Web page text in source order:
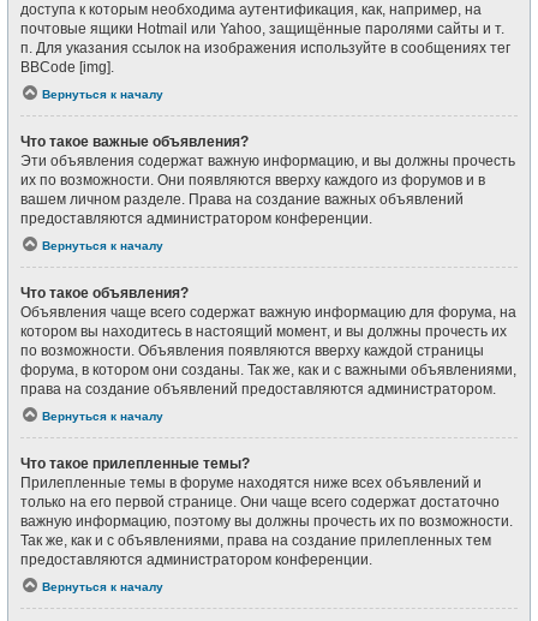
доступа к которым необходима аутентификация, как, например, на
почтовые ящики Hotmail или Yahoo, защищённые паролями сайты и т.
п. Для указания ссылок на изображения используйте в сообщениях тег
BBCode [img].
Вернуться к началу
Что такое важные объявления?
Эти объявления содержат важную информацию, и вы должны прочесть
их по возможности. Они появляются вверху каждого из форумов и в
вашем личном разделе. Права на создание важных объявлений
предоставляются администратором конференции.
Вернуться к началу
Что такое объявления?
Объявления чаще всего содержат важную информацию для форума, на
котором вы находитесь в настоящий момент, и вы должны прочесть их
по возможности. Объявления появляются вверху каждой страницы
форума, в котором они созданы. Так же, как и с важными объявлениями,
права на создание объявлений предоставляются администратором.
Вернуться к началу
Что такое прилепленные темы?
Прилепленные темы в форуме находятся ниже всех объявлений и
только на его первой странице. Они чаще всего содержат достаточно
важную информацию, поэтому вы должны прочесть их по возможности.
Так же, как и с объявлениями, права на создание прилепленных тем
предоставляются администратором конференции.
Вернуться к началу